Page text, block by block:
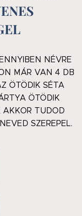
NÉVRE
MÁR VAN 4 DB
ÖTÖDIK SÉTA
ÖTÖDIK
AKKOR TUDOD
SZEREPEL.